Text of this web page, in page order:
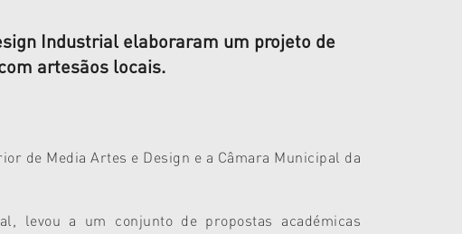
Industrial elaboraram um projeto de
artesãos locais.
de Media Artes e Design e a Câmara Municipal da
levou a um conjunto de propostas académicas